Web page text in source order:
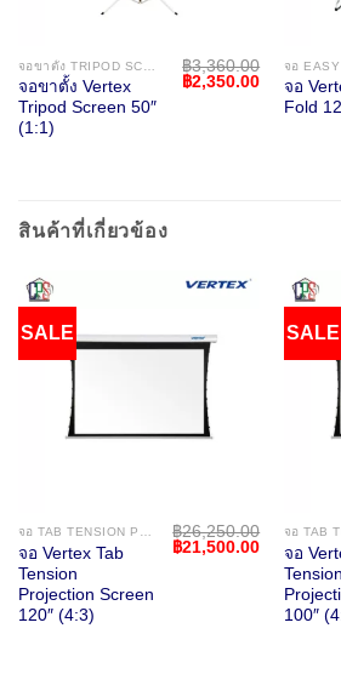
จอขาตั้ง Vertex
Tripod Screen 50″
(1:1)
฿3,360.00
Original
price
฿2,350.00Current
price
จอ
จอ
Fold
สินค้าที่เกี่ยวข้อง
SALE
จอ Vertex Tab
Tension
Projection Screen
120″ (4:3)
฿26,250.00
Original
฿21,500.00Current
price
฿
SALE
จอ
Tension
100″